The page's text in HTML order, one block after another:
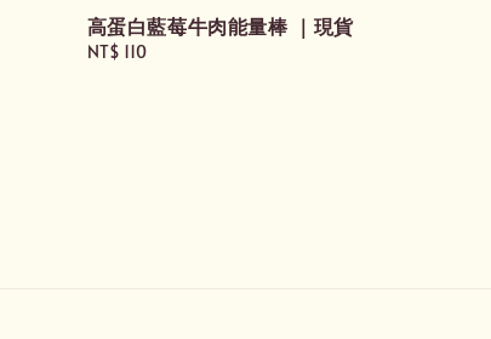
高蛋白藍莓牛肉能量棒 ｜現貨
Regular
NT$ 110